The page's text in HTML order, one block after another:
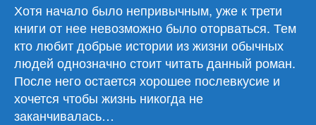
Хотя начало было непривычным, уже к трети
книги от нее невозможно было оторваться. Тем
кто любит добрые истории из жизни обычных
людей однозначно стоит читать данный роман.
После него остается хорошее послевкусие и
хочется чтобы жизнь никогда не
заканчивалась…